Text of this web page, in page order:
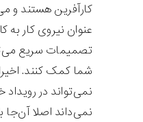
عنوان نیروی کار به
تصمیمات سریع
شما کمک کنند.
نمی‌تواند در
نمی‌داند اصلا آن‌جا